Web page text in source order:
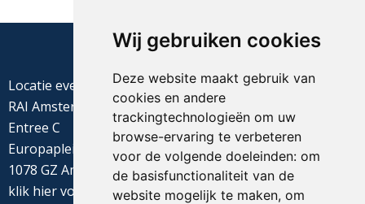
Wij gebruiken cookies
Deze website maakt gebruik van
cookies en andere
trackingtechnologieën om uw
browse-ervaring te verbeteren
voor de volgende doeleinden: om
de basisfunctionaliteit van de
website mogelijk te maken, om
Locatie evenement
RAI Amsterdam
Entree C
Europaplein 22
1078 GZ Amsterdam
klik hiervoor de routebeschrijving